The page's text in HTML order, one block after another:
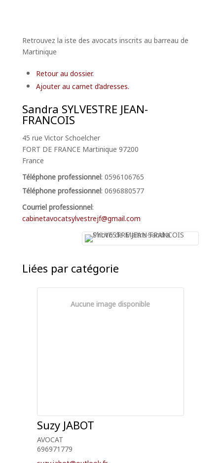
Retrouvez la iste des avocats inscrits au barreau de
Martinique
Retour au dossier.
Ajouter au carnet d’adresses.
Sandra SYLVESTRE JEAN-
FRANCOIS
45 rue Victor Schoelcher
FORT DE FRANCE Martinique 97200
France
Téléphone professionnel: 0596106765
Téléphone professionnel: 0696880577
Courriel professionnel:
cabinetavocatsylvestrejf@gmail.com
Liées par catégorie
Aucune image disponible
Suzy JABOT
AVOCAT
696971779